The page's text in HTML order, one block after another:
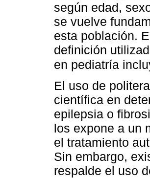
según edad,
se vuelve
esta población.
definición
en pediatría
El uso de
científica en
epilepsia o
los expone a un
el tratamiento
Sin embargo,
respalde el uso